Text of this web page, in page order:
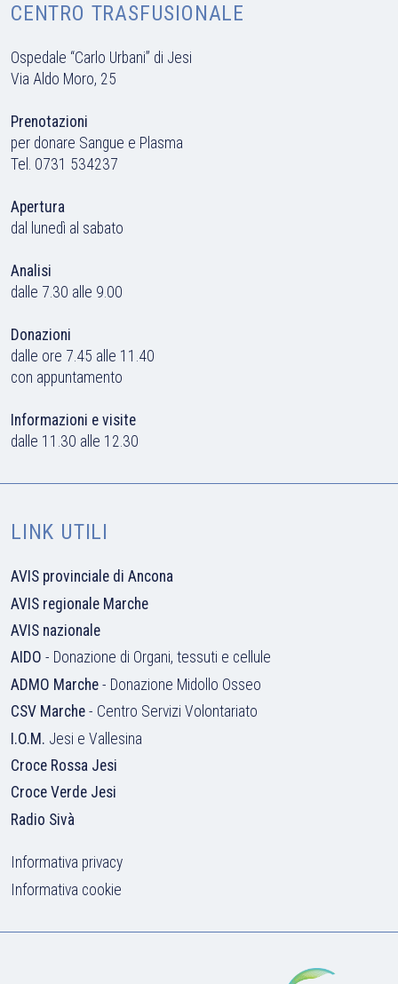
CENTRO TRASFUSIONALE
Ospedale “Carlo Urbani” di Jesi
Via Aldo Moro, 25
Prenotazioni
per donare Sangue e Plasma
Tel. 0731 534237
Apertura
dal lunedì al sabato
Analisi
dalle 7.30 alle 9.00
Donazioni
dalle ore 7.45 alle 11.40
con appuntamento
Informazioni e visite
dalle 11.30 alle 12.30
LINK UTILI
AVIS provinciale di Ancona
AVIS regionale Marche
AVIS nazionale
AIDO - Donazione di Organi, tessuti e cellule
ADMO Marche - Donazione Midollo Osseo
CSV Marche - Centro Servizi Volontariato
I.O.M. Jesi e Vallesina
Croce Rossa Jesi
Croce Verde Jesi
Radio Sivà
Informativa privacy
Informativa cookie